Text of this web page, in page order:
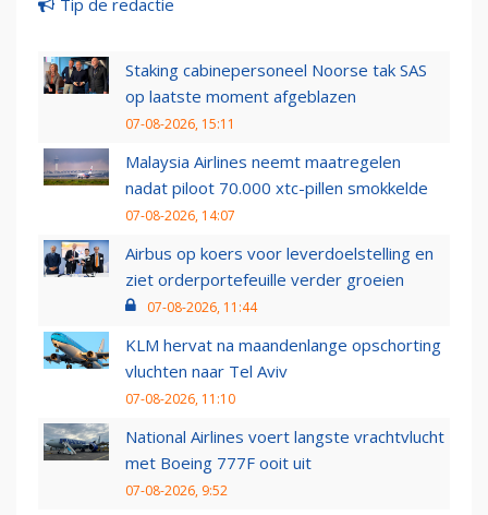
Tip de redactie
Staking cabinepersoneel Noorse tak SAS
op laatste moment afgeblazen
07-08-2026, 15:11
Malaysia Airlines neemt maatregelen
nadat piloot 70.000 xtc-pillen smokkelde
07-08-2026, 14:07
Airbus op koers voor leverdoelstelling en
ziet orderportefeuille verder groeien
07-08-2026, 11:44
KLM hervat na maandenlange opschorting
vluchten naar Tel Aviv
07-08-2026, 11:10
National Airlines voert langste vrachtvlucht
met Boeing 777F ooit uit
07-08-2026, 9:52